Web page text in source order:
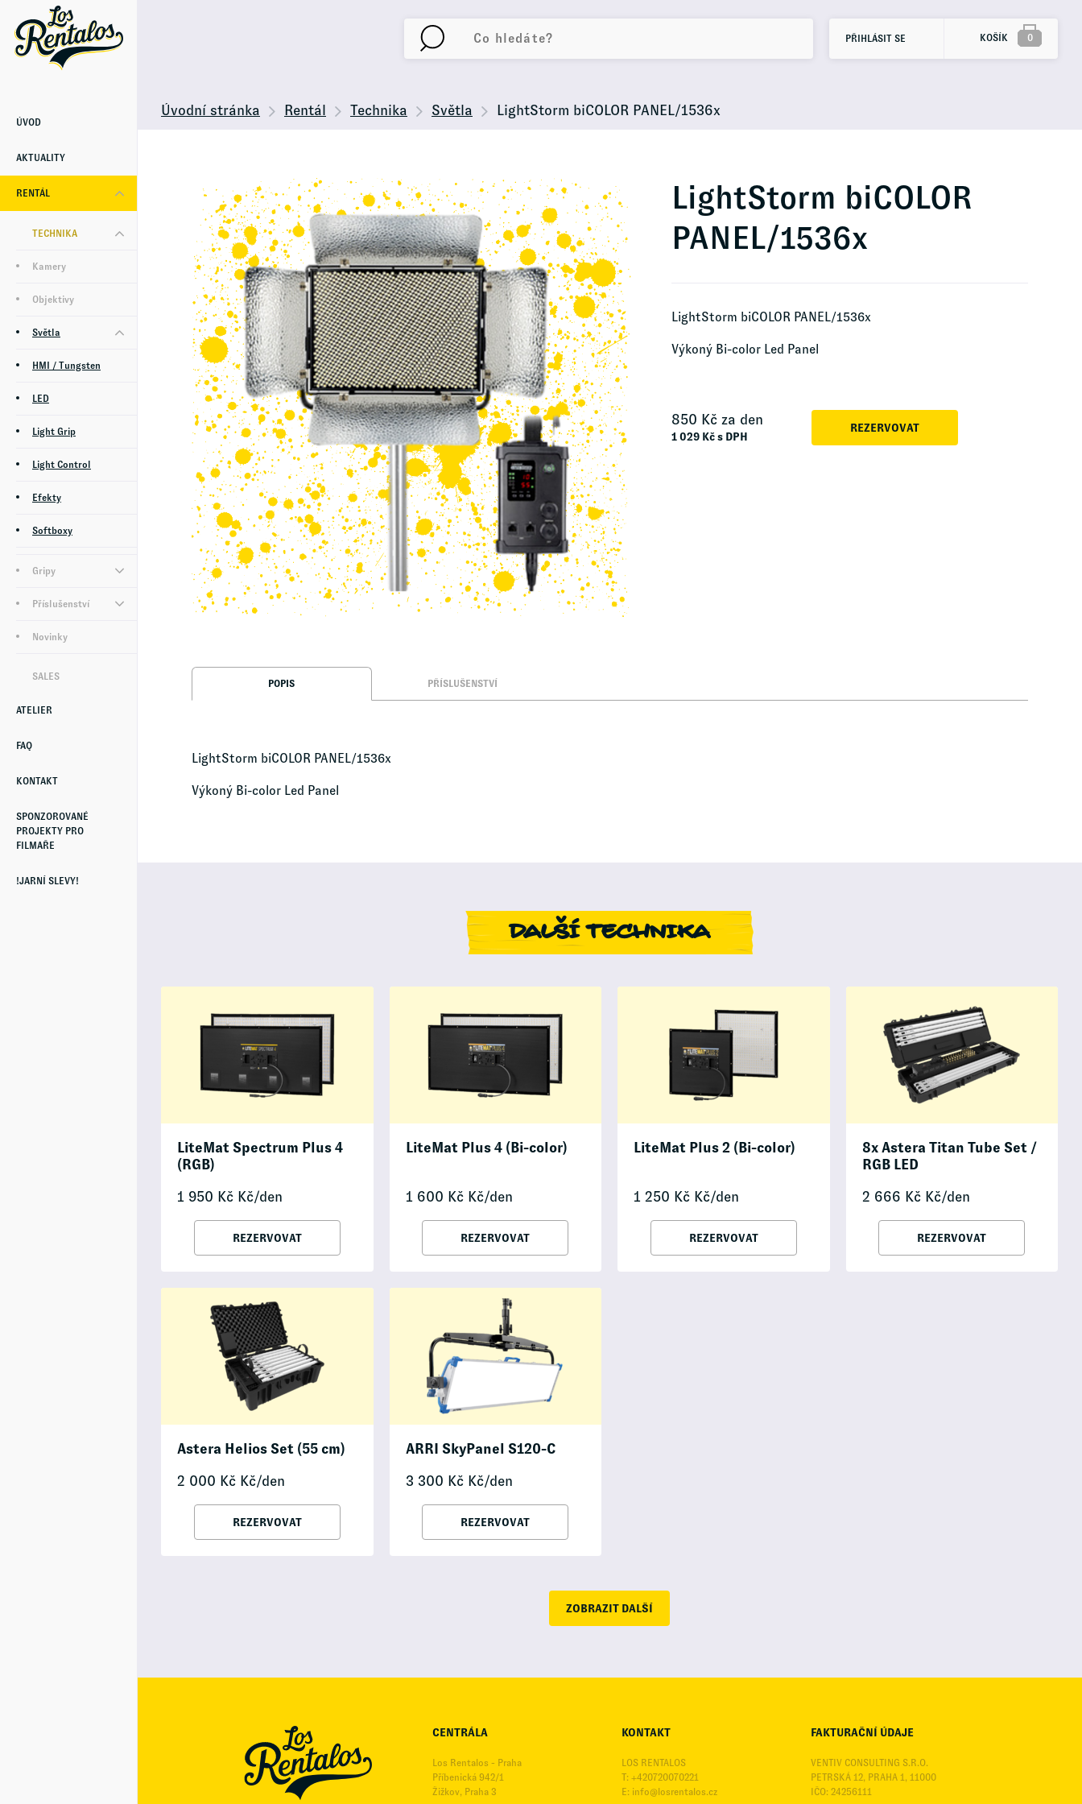
ÚVOD
AKTUALITY
RENTÁL
TECHNIKA
Kamery
Objektivy
Světla
HMI / Tungsten
LED
Light Grip
Light Control
Efekty
Softboxy
Gripy
Příslušenství
Novinky
SALES
ATELIER
FAQ
KONTAKT
SPONZOROVANÉ
PROJEKTY PRO
FILMAŘE
!JARNÍ SLEVY!
PŘIHLÁSIT SE KOŠÍK 0
Úvodní stránka Rentál Technika Světla LightStorm biCOLOR PANEL/1536x
LightStorm biCOLOR
PANEL/1536x
LightStorm biCOLOR PANEL/1536x
Výkoný Bi-color Led Panel
850 Kč za den
1 029 Kč s DPH
REZERVOVAT
POPIS PŘÍSLUŠENSTVÍ
LightStorm biCOLOR PANEL/1536x
Výkoný Bi-color Led Panel
DALŠÍ TECHNIKA
LiteMat Spectrum Plus 4
(RGB)
1 950 Kč Kč/den
REZERVOVAT
LiteMat Plus 4 (Bi-color)
1 600 KčKč/den
REZERVOVAT
LiteMat Plus 2 (Bi-color)
1 250 Kč Kč/den
REZERVOVAT
8x Astera Titan Tube Set /
RGB LED
2 666 KčKč/den
REZERVOVAT
Astera Helios Set (55 cm)
2 000 Kč Kč/den
REZERVOVAT
ARRI SkyPanel S120-C
3 300 KčKč/den
REZERVOVAT
ZOBRAZIT DALŠÍ
CENTRÁLA
Los Rentalos - Praha
Příbenická 942/1
Žižkov, Praha 3
KONTAKT
LOS RENTALOS
T: +420720070221
E: info@losrentalos.cz
FAKTURAČNÍ ÚDAJE
VENTIV CONSULTING S.R.O.
PETRSKÁ 12, PRAHA 1, 11000
IČO: 24256111